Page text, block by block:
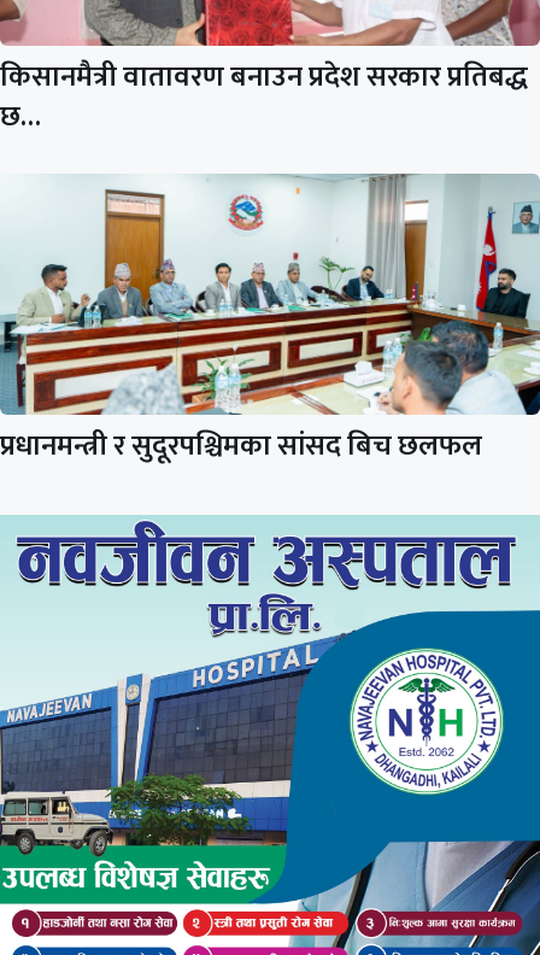
किसानमैत्री वातावरण बनाउन प्रदेश सरकार प्रतिबद्ध
छ…
प्रधानमन्त्री र सुदूरपश्चिमका सांसद बिच छलफल